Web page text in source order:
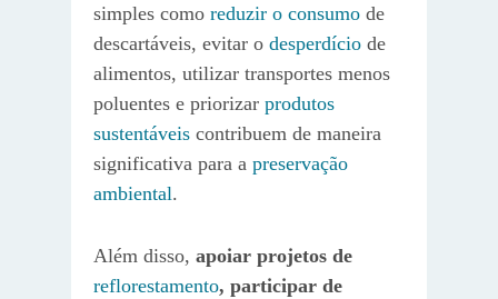
simples como reduzir o consumo de
descartáveis, evitar o desperdício de
alimentos, utilizar transportes menos
poluentes e priorizar produtos
sustentáveis contribuem de maneira
significativa para a preservação
ambiental.
Além disso, apoiar projetos de
reflorestamento, participar de